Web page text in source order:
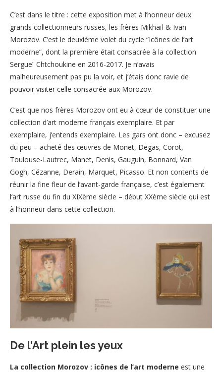
C’est dans le titre : cette exposition met à l’honneur deux
grands collectionneurs russes, les frères Mikhaïl & Ivan
Morozov. C’est le deuxième volet du cycle “Icônes de l’art
moderne”, dont la première était consacrée à la collection
Sergueï Chtchoukine en 2016-2017. Je n’avais
malheureusement pas pu la voir, et j’étais donc ravie de
pouvoir visiter celle consacrée aux Morozov.
C’est que nos frères Morozov ont eu à cœur de constituer une
collection d’art moderne français exemplaire. Et par
exemplaire, j’entends exemplaire. Les gars ont donc – excusez
du peu – acheté des œuvres de Monet, Degas, Corot,
Toulouse-Lautrec, Manet, Denis, Gauguin, Bonnard, Van
Gogh, Cézanne, Derain, Marquet, Picasso. Et non contents de
réunir la fine fleur de l’avant-garde française, c’est également
l’art russe du fin du XIXème siècle – début XXème siècle qui est
à l’honneur dans cette collection.
De l’Art plein les yeux
La collection Morozov : icônes de l’art moderne est une